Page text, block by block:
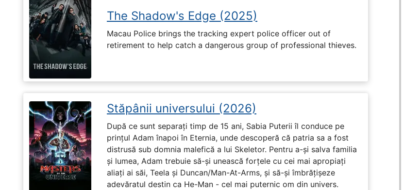
The Shadow's Edge (2025)
Macau Police brings the tracking expert police officer out of
retirement to help catch a dangerous group of professional thieves.
Stăpânii universului (2026)
După ce sunt separați timp de 15 ani, Sabia Puterii îl conduce pe
prințul Adam înapoi în Eternia, unde descoperă că patria sa a fost
distrusă sub domnia malefică a lui Skeletor. Pentru a-și salva familia
și lumea, Adam trebuie să-și unească forțele cu cei mai apropiați
aliați ai săi, Teela și Duncan/Man-At-Arms, și să-și îmbrățișeze
adevăratul destin ca He-Man - cel mai puternic om din univers.